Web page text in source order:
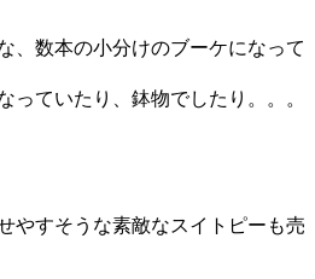
、数本の小分けのブーケになって
っていたり、鉢物でしたり。。。
やすそうな素敵なスイトピーも売